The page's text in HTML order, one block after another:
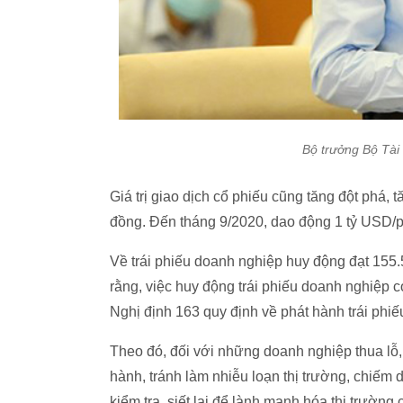
Bộ trưởng Bộ
Giá trị giao dịch cổ phiếu cũng tăng đột phá,
đồng. Đến tháng 9/2020, dao động 1 tỷ
Về trái phiếu doanh nghiệp huy động đạt
rằng, việc huy động trái phiếu doanh nghiệp
Nghị định 163 quy định về phát hành trái
Theo đó, đối với những doanh nghiệp thua
hành, tránh làm nhiễu loạn thị trường,